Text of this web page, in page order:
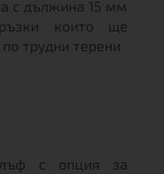
с дължина 15 мм
които ще
трудни терени
с опция за